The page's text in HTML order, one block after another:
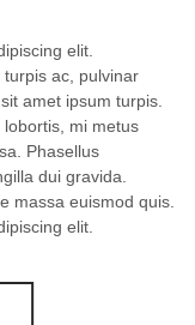
elit.
ac, pulvinar
amet ipsum turpis.
mi metus
Phasellus
dui gravida.
massa euismod quis.
elit.